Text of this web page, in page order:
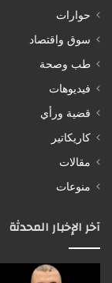
حوارات
سوق واقتصاد
طب وصحة
فيديوهات
قضية ورأي
كاريكاتير
مقالات
منوعات
آخر الإخبار المحدثة